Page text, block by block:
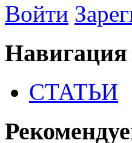
Войти
Навигация
СТАТЬИ